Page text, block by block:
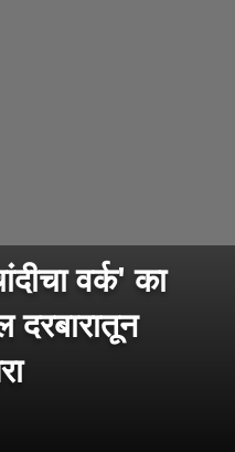
वर्क' का
दरबारातून